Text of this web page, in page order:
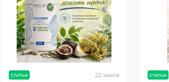
статьи 22 июля статьи